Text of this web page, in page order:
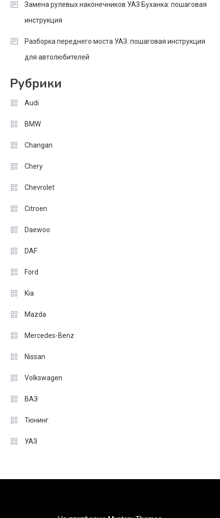
Замена рулевых наконечников УАЗ Буханка: пошаговая
инструкция
Разборка переднего моста УАЗ: пошаговая инструкция
для автолюбителей
Рубрики
Audi
BMW
Changan
Chery
Chevrolet
Citroen
Daewoo
DAF
Ford
Kia
Mazda
Mercedes-Benz
Nissan
Volkswagen
ВАЗ
Тюнинг
УАЗ